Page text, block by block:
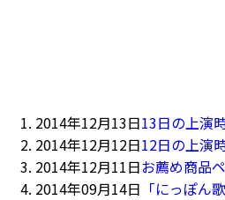
2014年12月13日13日の上演
2014年12月12日12日の上演
2014年12月11日お薦め商品
2014年09月14日 「にっぽ